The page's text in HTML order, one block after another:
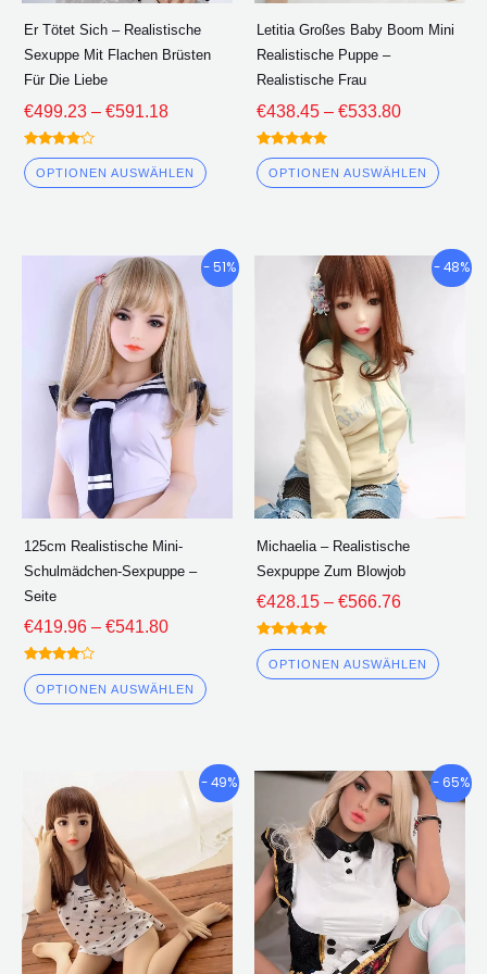
Er Tötet Sich – Realistische
Sexuppe Mit Flachen Brüsten
Für Die Liebe
€499.23 – €591.18
Bewertet
4.00
von 5
OPTIONEN AUSWÄHLEN
Produktseite
ausgewählt
werden
Letitia Großes Baby Boom Mini
Realistische Puppe –
Realistische Frau
€438.45 – €533.80
Bewertet
5.00
von 5
OPTIONEN AUSWÄHLEN
- 51%
125cm Realistische Mini-
Schulmädchen-Sexpuppe –
Seite
€419.96 – €541.80
Preisklasse:
€419.96
durch
€541.80
Bewertet
4.00
von 5
OPTIONEN AUSWÄHLEN
Dieses
Varianten.
Die
Produktseite
ausgewählt
werden
- 48%
Michaelia – Realistische
Sexpuppe Zum Blowjob
€428.15 – €566.76
€428.15
€566.76
Bewertet
5.00
von 5
OPTIONEN AUSWÄHLEN
- 49%
Preisklasse:
€427.50
€562.59
Dieses
Produkt
hat
mehrere
Varianten.
Die
Optionen
- 65%
€714.32
durch
hat